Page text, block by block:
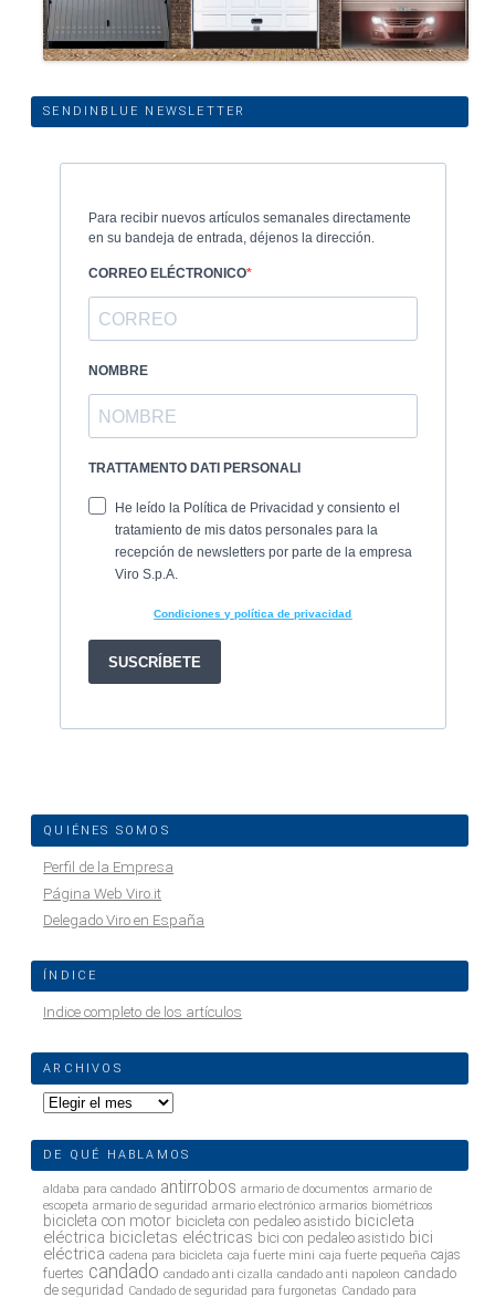
SENDINBLUE NEWSLETTER
QUIÉNES SOMOS
Perfil de la Empresa
Página Web Viro.it
Delegado Viro en España
ÍNDICE
Indice completo de los artículos
ARCHIVOS
Archivos
DE QUÉ HABLAMOS
aldaba para candado antirrobos armario de documentos armario de
escopeta armario de seguridad armario electrónico armarios biométricos
bicicleta con motor bicicleta con pedaleo asistido bicicleta
eléctrica bicicletas eléctricas bici con pedaleo asistido bici
eléctrica cadena para bicicleta caja fuerte mini caja fuerte pequeña cajas
fuertes candado candado anti cizalla candado anti napoleon candado
de seguridad Candado de seguridad para furgonetas Candado para